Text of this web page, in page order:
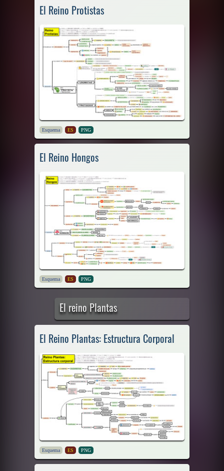
El Reino Protistas
Esquema ES PNG
El Reino Hongos
Esquema ES PNG
El reino Plantas
El Reino Plantas: Estructura Corporal
Esquema ES PNG